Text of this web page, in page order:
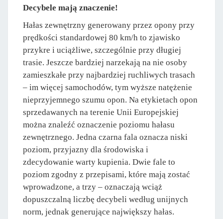
Decybele mają znaczenie!
Hałas zewnętrzny generowany przez opony przy
prędkości standardowej 80 km/h to zjawisko
przykre i uciążliwe, szczególnie przy długiej
trasie. Jeszcze bardziej narzekają na nie osoby
zamieszkałe przy najbardziej ruchliwych trasach
– im więcej samochodów, tym wyższe natężenie
nieprzyjemnego szumu opon. Na etykietach opon
sprzedawanych na terenie Unii Europejskiej
można znaleźć oznaczenie poziomu hałasu
zewnętrznego. Jedna czarna fala oznacza niski
poziom, przyjazny dla środowiska i
zdecydowanie warty kupienia. Dwie fale to
poziom zgodny z przepisami, które mają zostać
wprowadzone, a trzy – oznaczają wciąż
dopuszczalną liczbę decybeli według unijnych
norm, jednak generujące największy hałas.